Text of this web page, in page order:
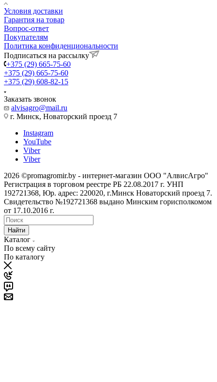
Условия доставки
Гарантия на товар
Вопрос-ответ
Покупателям
Политика конфиденциональности
Подписаться на рассылку
+375 (29) 665-75-60
+375 (29) 665-75-60
+375 (29) 608-82-15
Заказать звонок
alvisagro@mail.ru
г. Минск, Новаторский проезд 7
Instagram
YouTube
Viber
Viber
2026 ©promagromir.by - интернет-магазин ООО "АлвисАгро"
Регистрация в торговом реестре РБ 22.08.2017 г. УНП
192721368, Юр. адрес: 220020, г.Минск Новаторский проезд 7.
Свидетельство №192721368 выдано Минским горисполкомом
от 17.10.2016 г.
Найти
Каталог
По всему сайту
По каталогу